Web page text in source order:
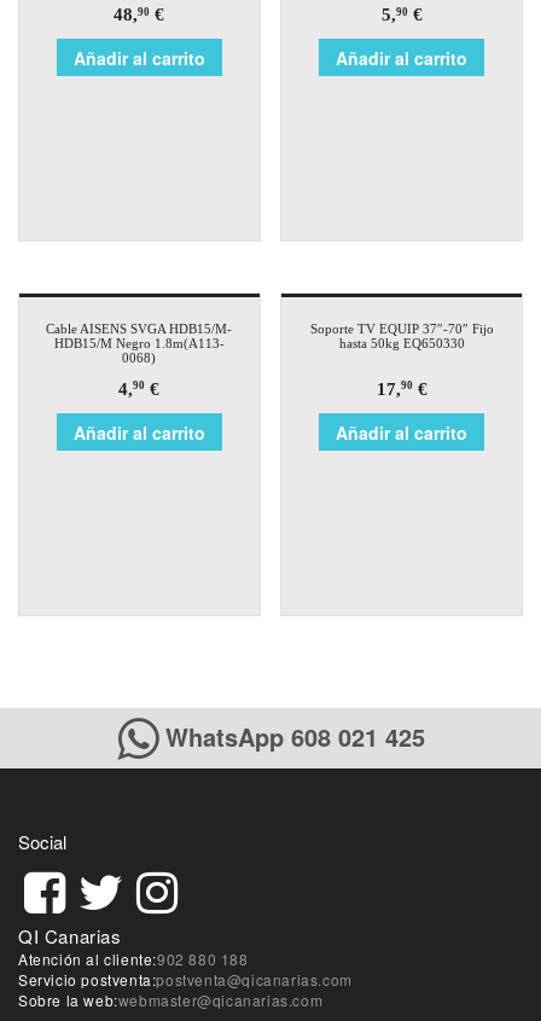
48,90 €
Añadir al carrito
5,90€
Añadir al carrito
Cable AISENS SVGA HDB15/M-
HDB15/M Negro 1.8m(A113-
0068)
4,90 €
Añadir al carrito
Soporte TV EQUIP 37″-70″ Fijo
hasta 50kg EQ650330
17,90€
Añadir al carrito
WhatsApp 608 021 425
Social
QI Canarias
Atención al cliente:902 880 188
Servicio postventa:postventa@qicanarias.com
Sobre la web:webmaster@qicanarias.com